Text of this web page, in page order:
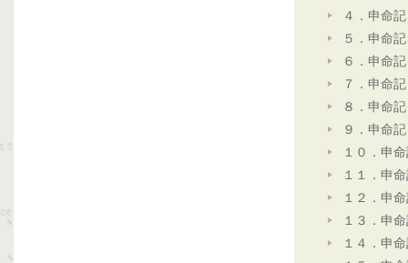
４．申命
５．申命
６．申命
７．申命
８．申命
９．申命
１０．申
１１．申
１２．申
１３．申
１４．申